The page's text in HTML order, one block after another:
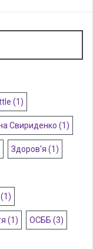
(1)
Свириденко (1)
Здоров'я (1)
(1)
(1) ОСББ (3)